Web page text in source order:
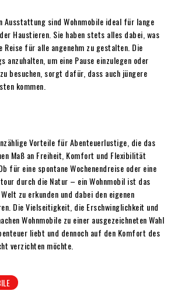
Ausstattung sind Wohnmobile ideal für lange
Haustieren. Sie haben stets alles dabei, was
Reise für alle angenehm zu gestalten. Die
anzuhalten, um eine Pause einzulegen oder
besuchen, sorgt dafür, dass auch jüngere
kommen.
Vorteile für Abenteuerlustige, die das
Maß an Freiheit, Komfort und Flexibilität
für eine spontane Wochenendreise oder eine
durch die Natur – ein Wohnmobil ist das
zu erkunden und dabei den eigenen
Die Vielseitigkeit, die Erschwinglichkeit und
Wohnmobile zu einer ausgezeichneten Wahl
liebt und dennoch auf den Komfort des
verzichten möchte.